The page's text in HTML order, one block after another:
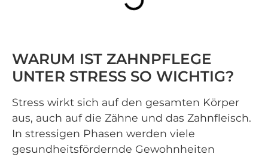
WARUM IST ZAHNPFLEGE
UNTER STRESS SO WICHTIG?
Stress wirkt sich auf den gesamten Körper
aus, auch auf die Zähne und das Zahnfleisch.
In stressigen Phasen werden viele
gesundheitsfördernde Gewohnheiten